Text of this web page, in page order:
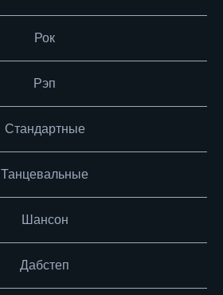
Рок
Рэп
Стандартные
Танцевальные
Шансон
Дабстеп